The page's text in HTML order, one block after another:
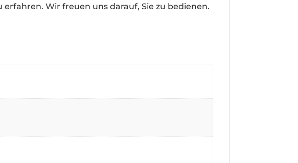
Wir freuen uns darauf, Sie zu bedienen.